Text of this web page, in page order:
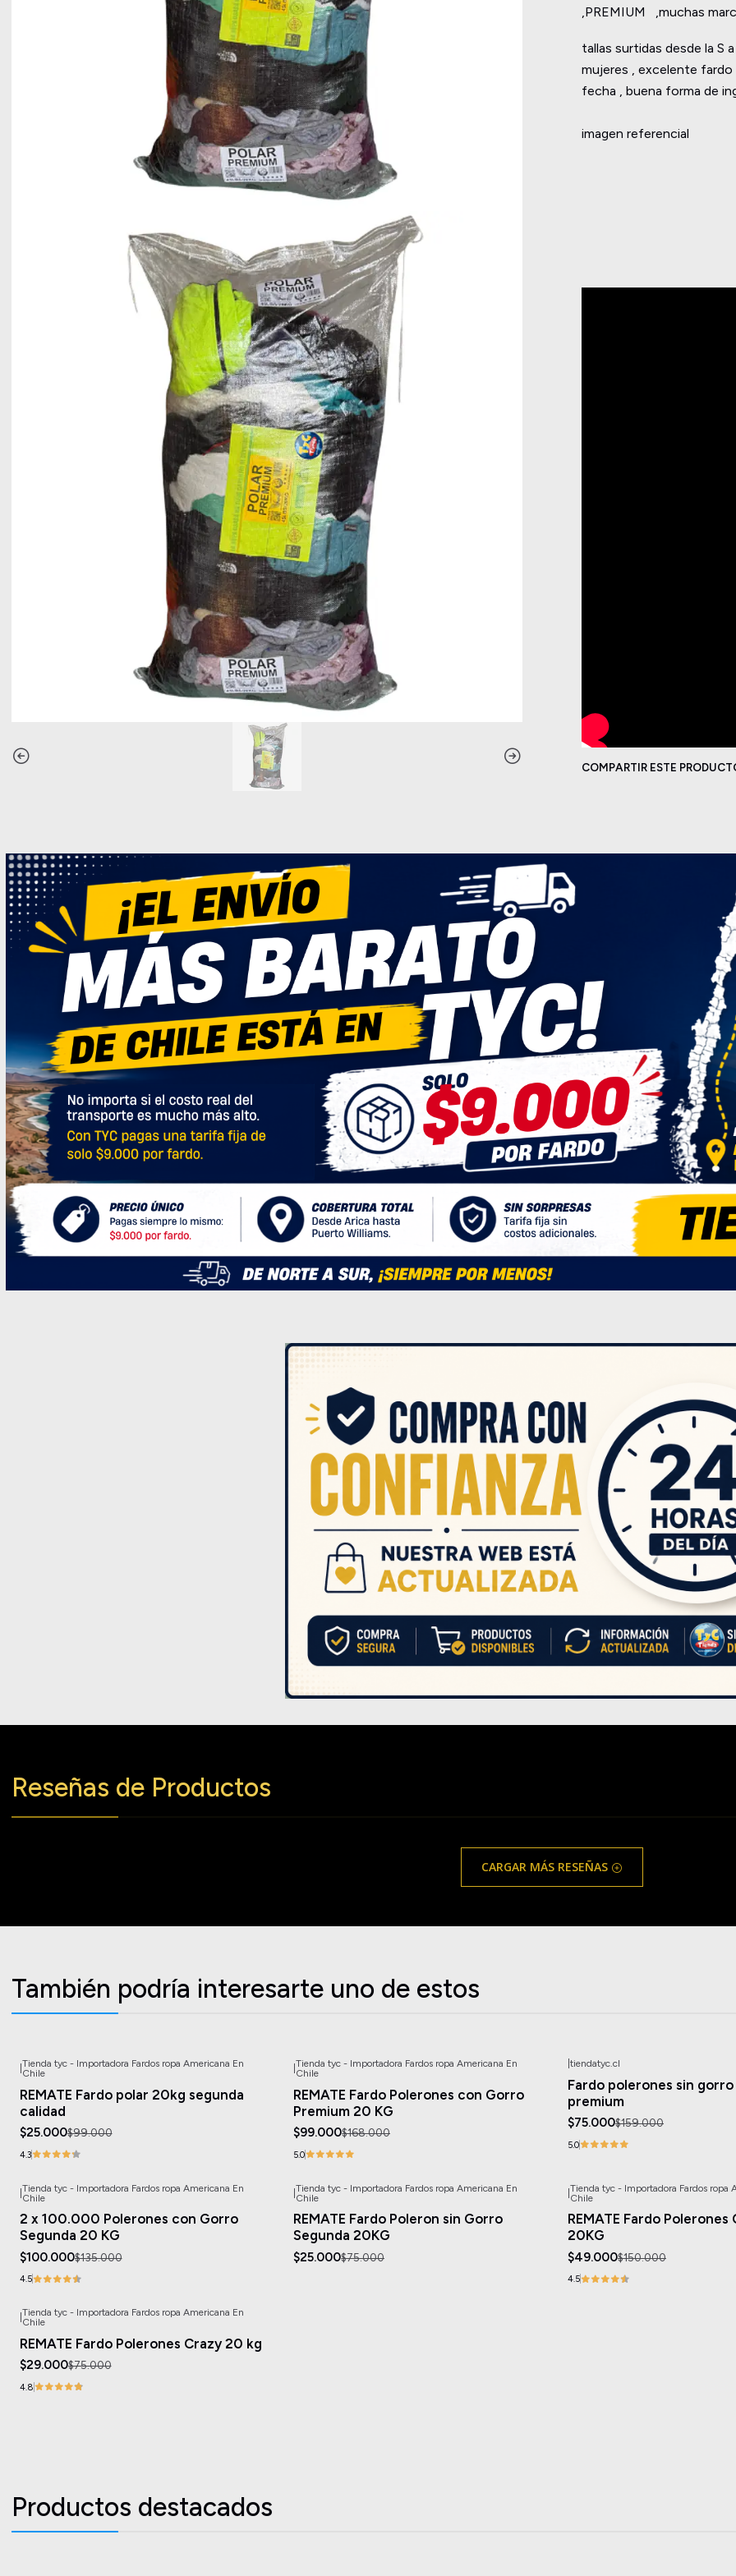
,PREMIUM ,muchas
tallas surtidas desde la S
mujeres , excelente
fecha , buena forma de
imagen referencial
COMPARTIR ESTE
Reseñas de Productos
CARGAR MÁS RESEÑAS
También podría interesarte uno de estos
-75%
Tienda tyc - Importadora Fardos ropa Americana En
Chile
REMATE Fardo polar 20kg segunda
calidad
$25.000$99.000
4.3
-41%
Tienda tyc - Importadora Fardos ropa Americana En
Chile
REMATE Fardo Polerones con Gorro
Premium 20 KG
$99.000$168.000
5.0
Agotado
tiendatyc.cl
Fardo polerones sin
premium
$75.000$159.000
5.0
-26%
Tienda tyc - Importadora Fardos ropa Americana En
Chile
2 x 100.000 Polerones con Gorro
Segunda 20 KG
$100.000$135.000
4.5
-67%
Tienda tyc - Importadora Fardos ropa Americana En
Chile
REMATE Fardo Poleron sin Gorro
Segunda 20KG
$25.000$75.000
-67%
Agotado
Tienda tyc - Importadora Fardos ropa
Chile
REMATE Fardo Polerones
20KG
$49.000$150.000
4.5
-61%
Tienda tyc - Importadora Fardos ropa Americana En
Chile
REMATE Fardo Polerones Crazy 20 kg
$29.000$75.000
4.8
Productos destacados